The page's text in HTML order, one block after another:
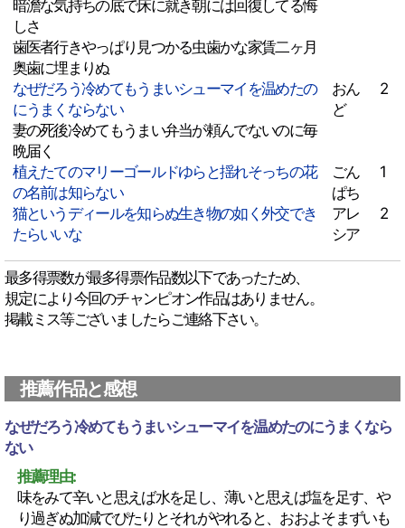
暗澹な気持ちの底で床に就き朝には回復してる悔
しさ
歯医者行きやっぱり見つかる虫歯かな家賃二ヶ月
奥歯に埋まりぬ
なぜだろう冷めてもうまいシューマイを温めたの
にうまくならない
おん
ど
2
妻の死後冷めてもうまい弁当が頼んでないのに毎
晩届く
植えたてのマリーゴールドゆらと揺れそっちの花
の名前は知らない
ごん
ぱち
1
猫というディールを知らぬ生き物の如く外交でき
たらいいな
アレ
シア
2
最多得票数が最多得票作品数以下であったため、
規定により今回のチャンピオン作品はありません。
掲載ミス等ございましたらご連絡下さい。
推薦作品と感想
なぜだろう冷めてもうまいシューマイを温めたのにうまくなら
ない
推薦理由:
味をみて辛いと思えば水を足し、薄いと思えば塩を足す、や
り過ぎぬ加減でぴたりとそれがやれると、おおよそまずいも